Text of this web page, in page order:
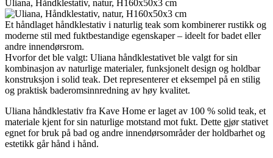
Uliana, Håndklestativ, natur, H160x50x3 cm
Et håndlaget håndklestativ i naturlig teak som kombinerer rustikk og
moderne stil med fuktbestandige egenskaper – ideelt for badet eller
andre innendørsrom.
Hvorfor det ble valgt: Uliana håndklestativet ble valgt for sin
kombinasjon av naturlige materialer, funksjonelt design og holdbar
konstruksjon i solid teak. Det representerer et eksempel på en stilig
og praktisk baderomsinnredning av høy kvalitet.
Uliana håndklestativ fra Kave Home er laget av 100 % solid teak, et
materiale kjent for sin naturlige motstand mot fukt. Dette gjør stativet
egnet for bruk på bad og andre innendørsområder der holdbarhet og
estetikk går hånd i hånd.